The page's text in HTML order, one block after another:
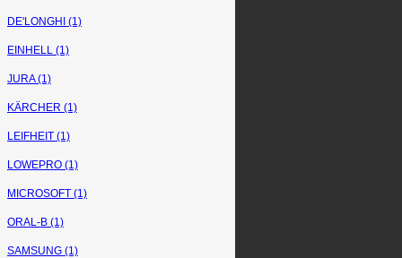
DE'LONGHI (1)
EINHELL (1)
JURA (1)
KÄRCHER (1)
LEIFHEIT (1)
LOWEPRO (1)
MICROSOFT (1)
ORAL-B (1)
SAMSUNG (1)